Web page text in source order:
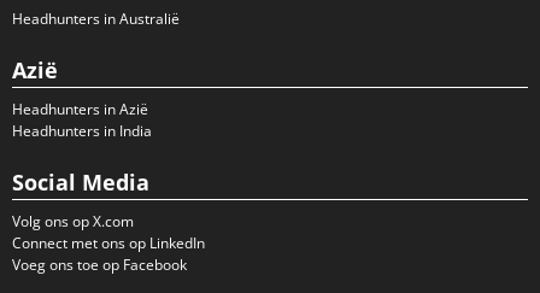
Headhunters in Australië
Azië
Headhunters in Azië
Headhunters in India
Social Media
Volg ons op X.com
Connect met ons op LinkedIn
Voeg ons toe op Facebook